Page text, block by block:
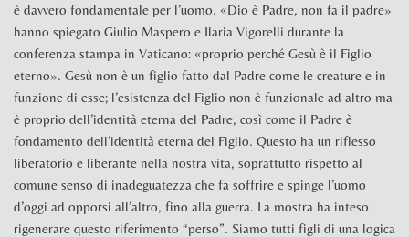
è davvero fondamentale per l’uomo. «Dio è Padre, non fa il padre»
hanno spiegato Giulio Maspero e Ilaria Vigorelli durante la
conferenza stampa in Vaticano: «proprio perché Gesù è il Figlio
eterno». Gesù non è un figlio fatto dal Padre come le creature e in
funzione di esse; l’esistenza del Figlio non è funzionale ad altro ma
è proprio dell’identità eterna del Padre, così come il Padre è
fondamento dell’identità eterna del Figlio. Questo ha un riflesso
liberatorio e liberante nella nostra vita, soprattutto rispetto al
comune senso di inadeguatezza che fa soffrire e spinge l’uomo
d’oggi ad opporsi all’altro, fino alla guerra. La mostra ha inteso
rigenerare questo riferimento “perso”. Siamo tutti figli di una logica